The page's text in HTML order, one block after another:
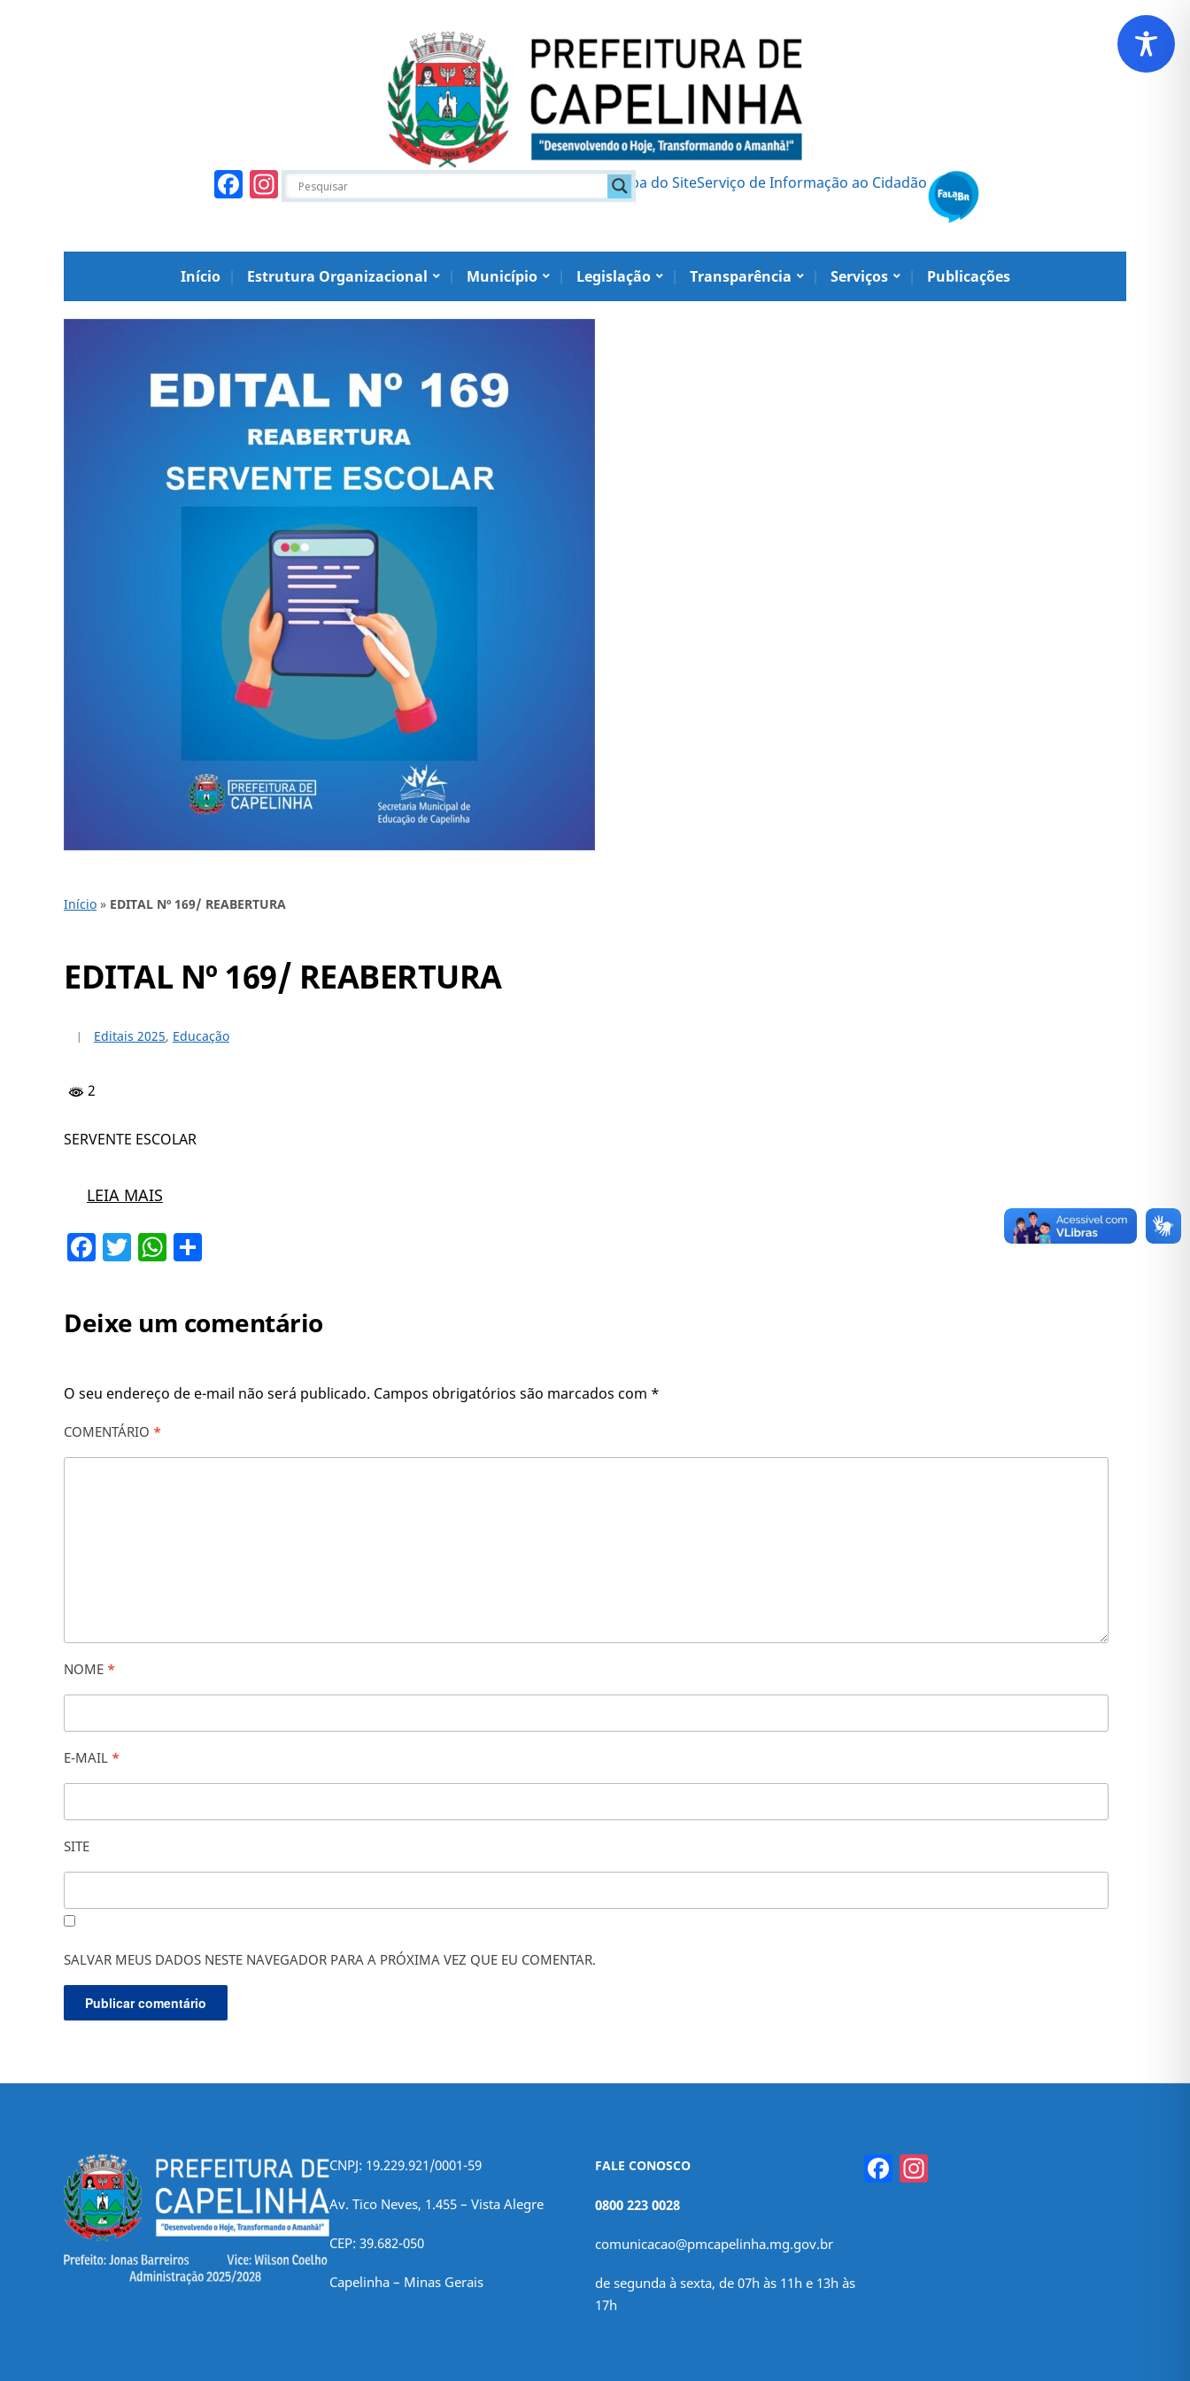
Facebook
Instagram Mapa do SiteServiço de Informação ao Cidadão
Início Estrutura Organizacional Município Legislação Transparência Serviços Publicações
Início » EDITAL Nº 169/ REABERTURA
EDITAL Nº 169/ REABERTURA
Editais 2025, Educação
2
SERVENTE ESCOLAR
LEIA MAIS
Facebook
TwitterWhatsApp
Deixe um comentário
O seu endereço de e-mail não será publicado. Campos obrigatórios são marcados com *
COMENTÁRIO *
NOME *
E-MAIL *
SITE
SALVAR MEUS DADOS NESTE NAVEGADOR PARA A PRÓXIMA VEZ QUE EU COMENTAR.
CNPJ: 19.229.921/0001-59
Av. Tico Neves, 1.455 – Vista Alegre
CEP: 39.682-050
Capelinha – Minas Gerais
FALE CONOSCO
0800 223 0028
comunicacao@pmcapelinha.mg.gov.br
de segunda à sexta, de 07h às 11h e 13h às
17h
Facebook